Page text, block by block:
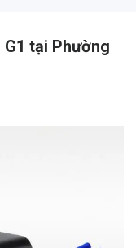
G1 tại Phường